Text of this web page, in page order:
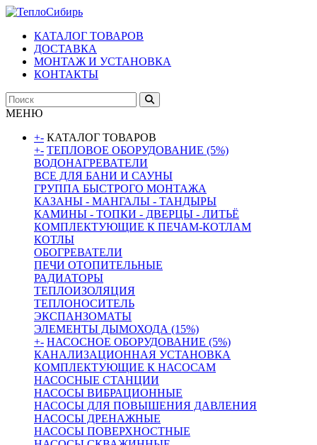
КАТАЛОГ ТОВАРОВ
ДОСТАВКА
МОНТАЖ И УСТАНОВКА
КОНТАКТЫ
МЕНЮ
+- КАТАЛОГ ТОВАРОВ
+- ТЕПЛОВОЕ ОБОРУДОВАНИЕ (5%)
ВОДОНАГРЕВАТЕЛИ
ВСЕ ДЛЯ БАНИ И САУНЫ
ГРУППА БЫСТРОГО МОНТАЖА
КАЗАНЫ - МАНГАЛЫ - ТАНДЫРЫ
КАМИНЫ - ТОПКИ - ДВЕРЦЫ - ЛИТЬЁ
КОМПЛЕКТУЮЩИЕ К ПЕЧАМ-КОТЛАМ
КОТЛЫ
ОБОГРЕВАТЕЛИ
ПЕЧИ ОТОПИТЕЛЬНЫЕ
РАДИАТОРЫ
ТЕПЛОИЗОЛЯЦИЯ
ТЕПЛОНОСИТЕЛЬ
ЭКСПАНЗОМАТЫ
ЭЛЕМЕНТЫ ДЫМОХОДА (15%)
+- НАСОСНОЕ ОБОРУДОВАНИЕ (5%)
КАНАЛИЗАЦИОННАЯ УСТАНОВКА
КОМПЛЕКТУЮЩИЕ К НАСОСАМ
НАСОСНЫЕ СТАНЦИИ
НАСОСЫ ВИБРАЦИОННЫЕ
НАСОСЫ ДЛЯ ПОВЫШЕНИЯ ДАВЛЕНИЯ
НАСОСЫ ДРЕНАЖНЫЕ
НАСОСЫ ПОВЕРХНОСТНЫЕ